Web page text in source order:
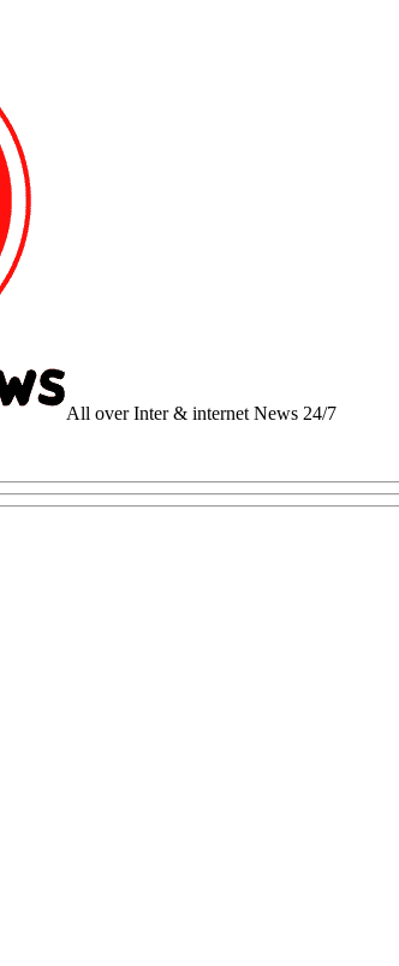
All over Inter & internet News 24/7